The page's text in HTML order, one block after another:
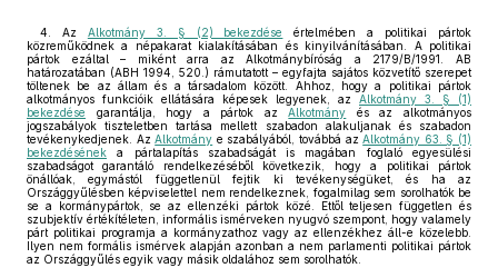
4. Az Alkotmány 3. § (2) bekezdése
értelmében a politikai pártok
közreműködnek a népakarat kialakításában és kinyilvánításában. A politikai
pártok ezáltal – miként arra az Alkotmánybíróság a 2179/B/1991. AB
határozatában (ABH 1994, 520.) rámutatott – egyfajta sajátos közvetítő szerepet
töltenek be az állam és a társadalom között. Ahhoz, hogy a politikai pártok
alkotmányos funkcióik ellátására képesek legyenek, az Alkotmány 3. § (1)
bekezdése garantálja, hogy a pártok azAlkotmány és az alkotmányos
jogszabályok tiszteletben tartása mellett szabadon alakuljanak és szabadon
tevékenykedjenek. AzAlkotmány e szabályából, továbbá azAlkotmány 63. § (1)
bekezdésének a pártalapítás szabadságát is magában foglaló egyesülési
szabadságot garantáló rendelkezéséből következik, hogy a politikai pártok
önállóak, egymástól függetlenül fejtik ki tevékenységüket, és ha az
Országgyűlésben képviselettel nem rendelkeznek, fogalmilag sem sorolhatók be
se a kormánypártok, se az ellenzéki pártok közé. Ettől teljesen független és
szubjektív értékítéleten, informális ismérveken nyugvó szempont, hogy valamely
párt politikai programja a kormányzathoz vagy az ellenzékhez áll-e közelebb.
Ilyen nem formális ismérvek alapján azonban a nem parlamenti politikai pártok
az Országgyűlés egyik vagy másik oldalához sem sorolhatók.